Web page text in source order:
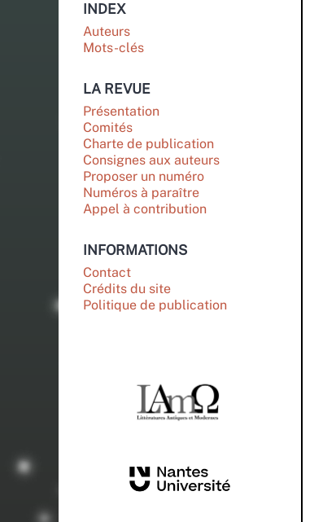
INDEX
Auteurs
Mots-clés
LA REVUE
Présentation
Comités
Charte de publication
Consignes aux auteurs
Proposer un numéro
Numéros à paraître
Appel à contribution
INFORMATIONS
Contact
Crédits du site
Politique de publication